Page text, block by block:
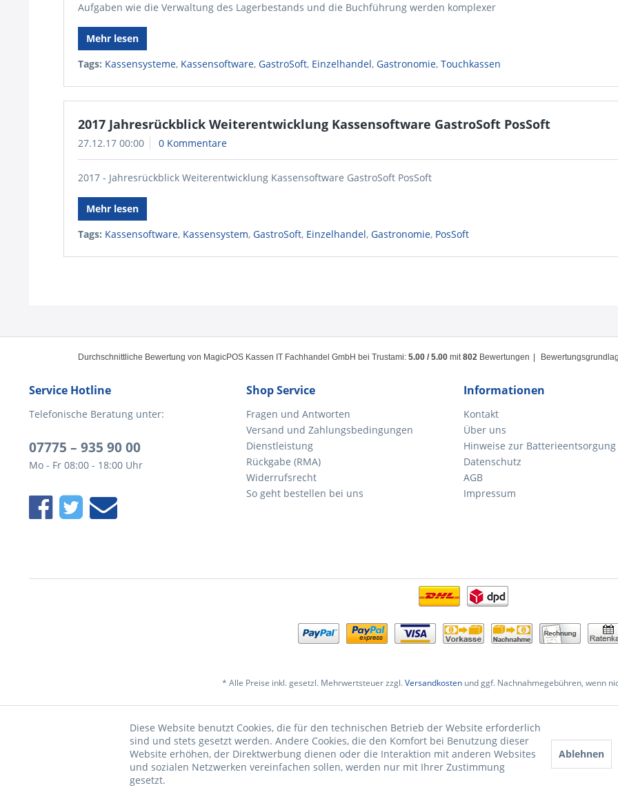
Aufgaben wie die Verwaltung des Lagerbestands und die Buchführung werden komplexer
Mehr lesen
Tags: Kassensysteme, Kassensoftware, GastroSoft, Einzelhandel, Gastronomie, Touchkassen
2017 Jahresrückblick Weiterentwicklung Kassensoftware GastroSoft PosSoft
27.12.17 00:00 0 Kommentare
2017 - Jahresrückblick Weiterentwicklung Kassensoftware GastroSoft PosSoft
Mehr lesen
Tags: Kassensoftware, Kassensystem, GastroSoft, Einzelhandel, Gastronomie, PosSoft
Durchschnittliche Bewertung von MagicPOS Kassen IT Fachhandel GmbH bei Trustami: 5.00 / 5.00 mit802 Bewertungen
Service Hotline
Telefonische Beratung unter:
07775 – 935 90 00
Mo - Fr 08:00 - 18:00 Uhr
Shop Service
Fragen und Antworten
Versand und Zahlungsbedingungen
Dienstleistung
Rückgabe (RMA)
Widerrufsrecht
So geht bestellen bei uns
Informationen
Kontakt
Über uns
Hinweise zur Batterieentsorgung
Datenschutz
AGB
Impressum
* Alle Preise inkl. gesetzl. Mehrwertsteuer zzgl.Versandkostenund ggf. Nachnahmegebühren, wenn
Diese Website benutzt Cookies, die für den technischen Betrieb der Website erforderlich
sind und stets gesetzt werden. Andere Cookies, die den Komfort bei Benutzung dieser
Website erhöhen, der Direktwerbung dienen oder die Interaktion mit anderen Websites
und sozialen Netzwerken vereinfachen sollen, werden nur mit Ihrer Zustimmung
gesetzt.
Ablehnen